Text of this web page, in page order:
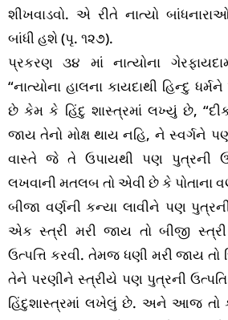
શીખવાડવો. એ રીતે નાત્યો
બાંધી હશે (પૃ. ૧૨૭).
પ્રકરણ ૩૪ માં નાત્યોના
“નાત્યોના હાલના કાયદાથી હિન્દુ
છે કેમ કે હિંદુ શાસ્ત્રમાં લખ્યું છે,
જાય તેનો મોક્ષ થાય નહિ, ને સ્વર્ગને
વાસ્તે જે તે ઉપાયથી પણ પુત્રની
લખવાની મતલબ તો એવી છે કે પોતાના
બીજા વર્ણની કન્યા લાવીને પણ પુત્રની
એક સ્ત્રી મરી જાય તો બીજી
ઉત્પત્તિ કરવી. તેમજ ધણી મરી જાય તો
તેને પરણીને સ્ત્રીયે પણ પુત્રની
હિંદુશાસ્ત્રમાં લખેલું છે. અને આજ તો